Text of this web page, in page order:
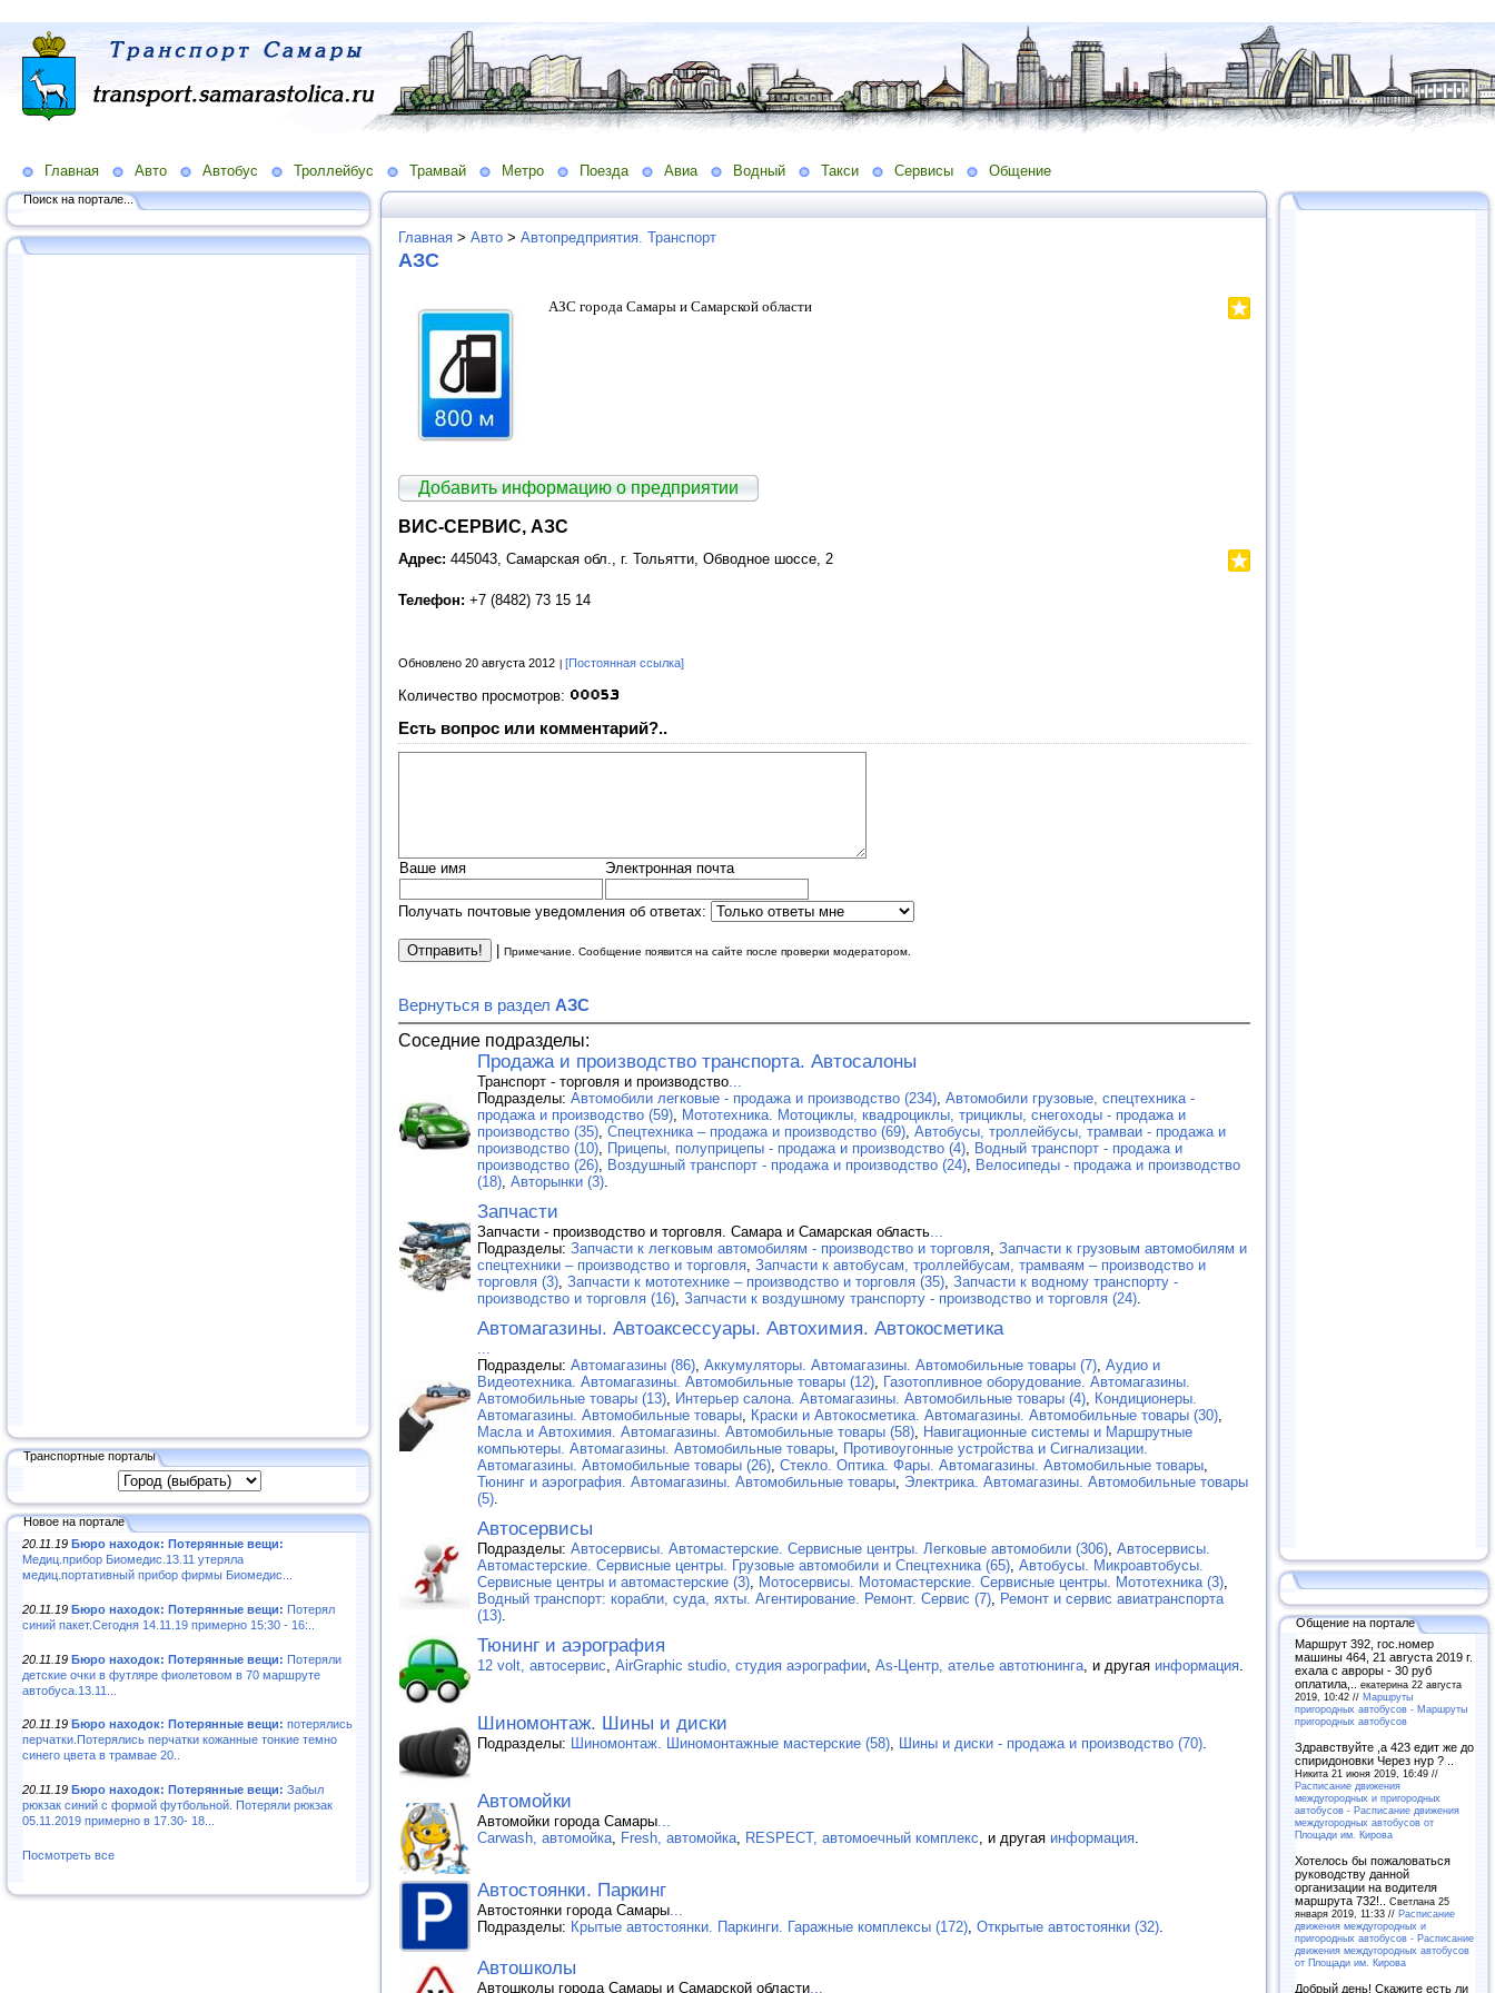
Главная Авто Автобус Троллейбус Трамвай Метро Поезда Авиа Водный Такси Сервисы Общение
Поиск на портале...
Транспортные порталы
Новое на портале
20.11.19 Бюро находок: Потерянные вещи:
Медиц.прибор Биомедис.13.11 утеряла
медиц.портативный прибор фирмы Биомедис...
20.11.19 Бюро находок: Потерянные вещи: Потерял
синий пакет.Сегодня 14.11.19 примерно 15:30 - 16:..
20.11.19 Бюро находок: Потерянные вещи: Потеряли
детские очки в футляре фиолетовом в 70 маршруте
автобуса.13.11...
20.11.19 Бюро находок: Потерянные вещи: потерялись
перчатки.Потерялись перчатки кожанные тонкие темно
синего цвета в трамвае 20..
20.11.19 Бюро находок: Потерянные вещи: Забыл
рюкзак синий с формой футбольной. Потеряли рюкзак
05.11.2019 примерно в 17.30- 18...
Посмотреть все
Главная > Авто > Автопредприятия. Транспорт
АЗС
АЗС города Самары и Самарской области
Добавить информацию о предприятии
ВИС-СЕРВИС, АЗС
Адрес: 445043, Самарская обл., г. Тольятти, Обводное шоссе, 2
Телефон: +7 (8482) 73 15 14
Обновлено 20 августа 2012 [Постоянная ссылка]
Количество просмотров:
Есть вопрос или комментарий?..
Ваше имя Электронная почта
Получать почтовые уведомления об ответах:
Примечание. Сообщение появится на сайте после проверки модератором.
Вернуться в раздел АЗС
Соседние подразделы:
Продажа и производство транспорта. Автосалоны
Транспорт - торговля и производство...
Подразделы: Автомобили легковые - продажа и производство (234), Автомобили грузовые, спецтехника -
продажа и производство (59), Мототехника. Мотоциклы, квадроциклы, трициклы, снегоходы - продажа и
производство (35), Спецтехника – продажа и производство (69), Автобусы, троллейбусы, трамваи - продажа и
производство (10), Прицепы, полуприцепы - продажа и производство (4), Водный транспорт - продажа и
производство (26), Воздушный транспорт - продажа и производство (24), Велосипеды - продажа и производство
(18), Авторынки (3).
Запчасти
Запчасти - производство и торговля. Самара и Самарская область...
Подразделы: Запчасти к легковым автомобилям - производство и торговля, Запчасти к грузовым автомобилям и
спецтехники – производство и торговля, Запчасти к автобусам, троллейбусам, трамваям – производство и
торговля (3), Запчасти к мототехнике – производство и торговля (35), Запчасти к водному транспорту -
производство и торговля (16), Запчасти к воздушному транспорту - производство и торговля (24).
Автомагазины. Автоаксессуары. Автохимия. Автокосметика
...
Подразделы: Автомагазины (86), Аккумуляторы. Автомагазины. Автомобильные товары (7), Аудио и
Видеотехника. Автомагазины. Автомобильные товары (12), Газотопливное оборудование. Автомагазины.
Автомобильные товары (13), Интерьер салона. Автомагазины. Автомобильные товары (4), Кондиционеры.
Автомагазины. Автомобильные товары, Краски и Автокосметика. Автомагазины. Автомобильные товары (30),
Масла и Автохимия. Автомагазины. Автомобильные товары (58), Навигационные системы и Маршрутные
компьютеры. Автомагазины. Автомобильные товары, Противоугонные устройства и Сигнализации.
Автомагазины. Автомобильные товары (26), Cтекло. Оптика. Фары. Автомагазины. Автомобильные товары,
Тюнинг и аэрография. Автомагазины. Автомобильные товары, Электрика. Автомагазины. Автомобильные товары
(5).
Автосервисы
Подразделы: Автосервисы. Автомастерские. Сервисные центры. Легковые автомобили (306), Автосервисы.
Автомастерские. Сервисные центры. Грузовые автомобили и Спецтехника (65), Автобусы. Микроавтобусы.
Сервисные центры и автомастерские (3), Мотосервисы. Мотомастерские. Сервисные центры. Мототехника (3),
Водный транспорт: корабли, суда, яхты. Агентирование. Ремонт. Сервис (7), Ремонт и сервис авиатранспорта
(13).
Тюнинг и аэрография
12 volt, автосервис, AirGraphic studio, студия аэрографии, As-Центр, ателье автотюнинга, и другая информация.
Шиномонтаж. Шины и диски
Подразделы: Шиномонтаж. Шиномонтажные мастерские (58), Шины и диски - продажа и производство (70).
Автомойки
Автомойки города Самары...
Carwash, автомойка, Fresh, автомойка, RESPECT, автомоечный комплекс, и другая информация.
Автостоянки. Паркинг
Автостоянки города Самары...
Подразделы: Крытые автостоянки. Паркинги. Гаражные комплексы (172), Открытые автостоянки (32).
Автошколы
Автошколы города Самары и Самарской области...
Общение на портале
Маршрут 392, гос.номер
машины 464, 21 августа 2019 г.
ехала с авроры - 30 руб
оплатила,.. екатерина 22 августа
2019, 10:42 // Маршруты
пригородных автобусов - Маршруты
пригородных автобусов
Здравствуйте ,а 423 едит же до
спиридоновки Через нур ? ..
Никита 21 июня 2019, 16:49 //
Расписание движения
междугородных и пригородных
автобусов - Расписание движения
междугородных автобусов от
Площади им. Кирова
Хотелось бы пожаловаться
руководству данной
организации на водителя
маршрута 732!.. Светлана 25
января 2019, 11:33 // Расписание
движения междугородных и
пригородных автобусов - Расписание
движения междугородных автобусов
от Площади им. Кирова
Добрый день! Скажите есть ли